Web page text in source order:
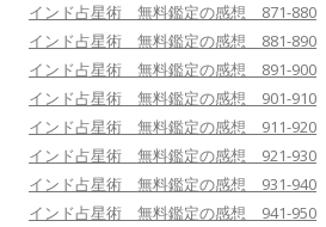
インド占星術 無料鑑定の感想 871-880
インド占星術 無料鑑定の感想 881-890
インド占星術 無料鑑定の感想 891-900
インド占星術 無料鑑定の感想 901-910
インド占星術 無料鑑定の感想 911-920
インド占星術 無料鑑定の感想 921-930
インド占星術 無料鑑定の感想 931-940
インド占星術 無料鑑定の感想 941-950